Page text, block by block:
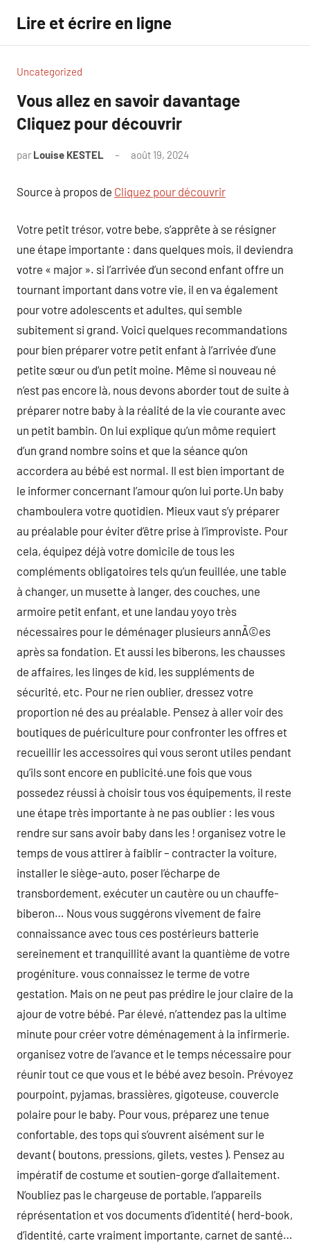
contenu
Lire et écrire en ligne
Uncategorized
Vous allez en savoir davantage
Cliquez pour découvrir
par Louise KESTEL août 19, 2024
Source à propos de Cliquez pour découvrir
Votre petit trésor, votre bebe, s’apprête à se résigner
une étape importante : dans quelques mois, il deviendra
votre « major ». si l’arrivée d’un second enfant offre un
tournant important dans votre vie, il en va également
pour votre adolescents et adultes, qui semble
subitement si grand. Voici quelques recommandations
pour bien préparer votre petit enfant à l’arrivée d’une
petite sœur ou d’un petit moine. Même si nouveau né
n’est pas encore là, nous devons aborder tout de suite à
préparer notre baby à la réalité de la vie courante avec
un petit bambin. On lui explique qu’un môme requiert
d’un grand nombre soins et que la séance qu’on
accordera au bébé est normal. Il est bien important de
le informer concernant l’amour qu’on lui porte.Un baby
chamboulera votre quotidien. Mieux vaut s’y préparer
au préalable pour éviter d’être prise à l’improviste. Pour
cela, équipez déjà votre domicile de tous les
compléments obligatoires tels qu’un feuillée, une table
à changer, un musette à langer, des couches, une
armoire petit enfant, et une landau yoyo très
nécessaires pour le déménager plusieurs annÃ©es
après sa fondation. Et aussi les biberons, les chausses
de affaires, les linges de kid, les suppléments de
sécurité, etc. Pour ne rien oublier, dressez votre
proportion né des au préalable. Pensez à aller voir des
boutiques de puériculture pour confronter les offres et
recueillir les accessoires qui vous seront utiles pendant
qu’ils sont encore en publicité.une fois que vous
possedez réussi à choisir tous vos équipements, il reste
une étape très importante à ne pas oublier : les vous
rendre sur sans avoir baby dans les ! organisez votre le
temps de vous attirer à faiblir – contracter la voiture,
installer le siège-auto, poser l’écharpe de
transbordement, exécuter un cautère ou un chauffe-
biberon… Nous vous suggérons vivement de faire
connaissance avec tous ces postérieurs batterie
sereinement et tranquillité avant la quantième de votre
progéniture. vous connaissez le terme de votre
gestation. Mais on ne peut pas prédire le jour claire de la
ajour de votre bébé. Par élevé, n’attendez pas la ultime
minute pour créer votre déménagement à la infirmerie.
organisez votre de l’avance et le temps nécessaire pour
réunir tout ce que vous et le bébé avez besoin. Prévoyez
pourpoint, pyjamas, brassières, gigoteuse, couvercle
polaire pour le baby. Pour vous, préparez une tenue
confortable, des tops qui s’ouvrent aisément sur le
devant ( boutons, pressions, gilets, vestes ). Pensez au
impératif de costume et soutien-gorge d’allaitement.
N’oubliez pas le chargeuse de portable, l’appareils
réprésentation et vos documents d’identité ( herd-book,
d’identité, carte vraiment importante, carnet de santé…